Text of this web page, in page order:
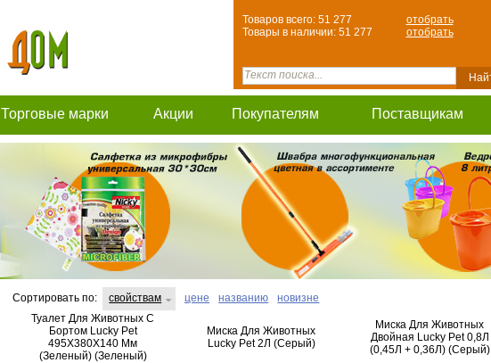
Товаров всего: 51 277
отобрать
Товары в наличии: 51 277
отобрать
Торговые марки Акции Покупателям Поставщикам
Сортировать по: свойствам цене названию новизне
Туалет Для Животных С
Бортом Lucky Pet
495X380X140 Мм
(Зеленый) (Зеленый)
Миска Для Животных
Lucky Pet 2Л (Серый)
Миска Для Животных
Двойная Lucky Pet 0,8Л
(0,45Л + 0,36Л) (Серый)